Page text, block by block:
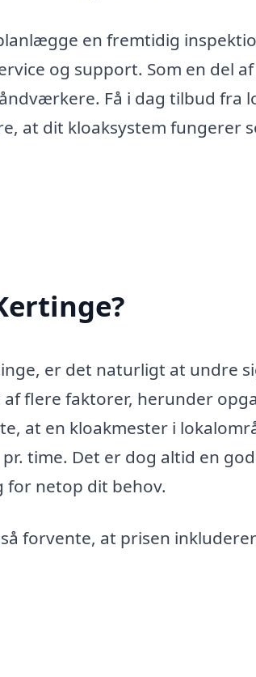
en fremtidig
og support. Som en del af
Få i dag tilbud fra
at dit kloaksystem fungerer
er det naturligt at undre
flere faktorer, herunder
at en kloakmester i
time. Det er dog altid en
for netop dit behov.
forvente, at prisen inkluderer